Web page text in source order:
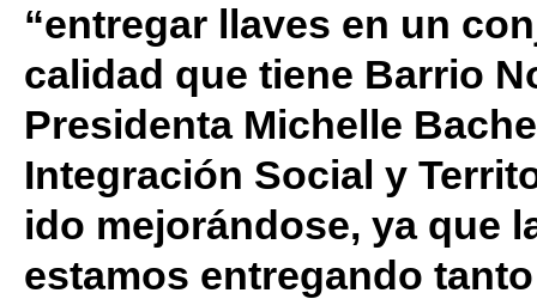
“entregar llaves en un
calidad que tiene Barrio
Presidenta Michelle
Integración Social y
ido mejorándose, ya que
estamos entregando